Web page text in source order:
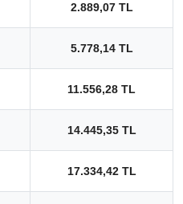
2.889,07 TL
5.778,14 TL
11.556,28 TL
14.445,35 TL
17.334,42 TL